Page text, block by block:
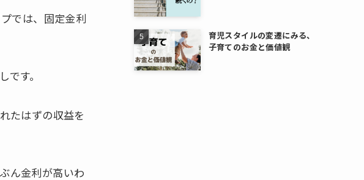
では、固定金利
す。
たはずの収益を
ん金利が高いわ
育児スタイルの変遷にみる、
子育てのお金と価値観